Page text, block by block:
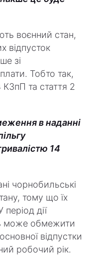
воєнний стан,
відпусток
зі
Тобто так,
та стаття 2
в наданні
14
чорнобильські
тому що їх
дії
може обмежити
відпустки
робочий рік.